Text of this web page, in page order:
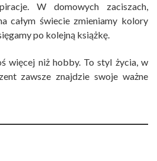
W domowych zaciszach,
całym świecie zmieniamy kolory
po kolejną książkę.
więcej niż hobby. To styl życia, w
zawsze znajdzie swoje ważne